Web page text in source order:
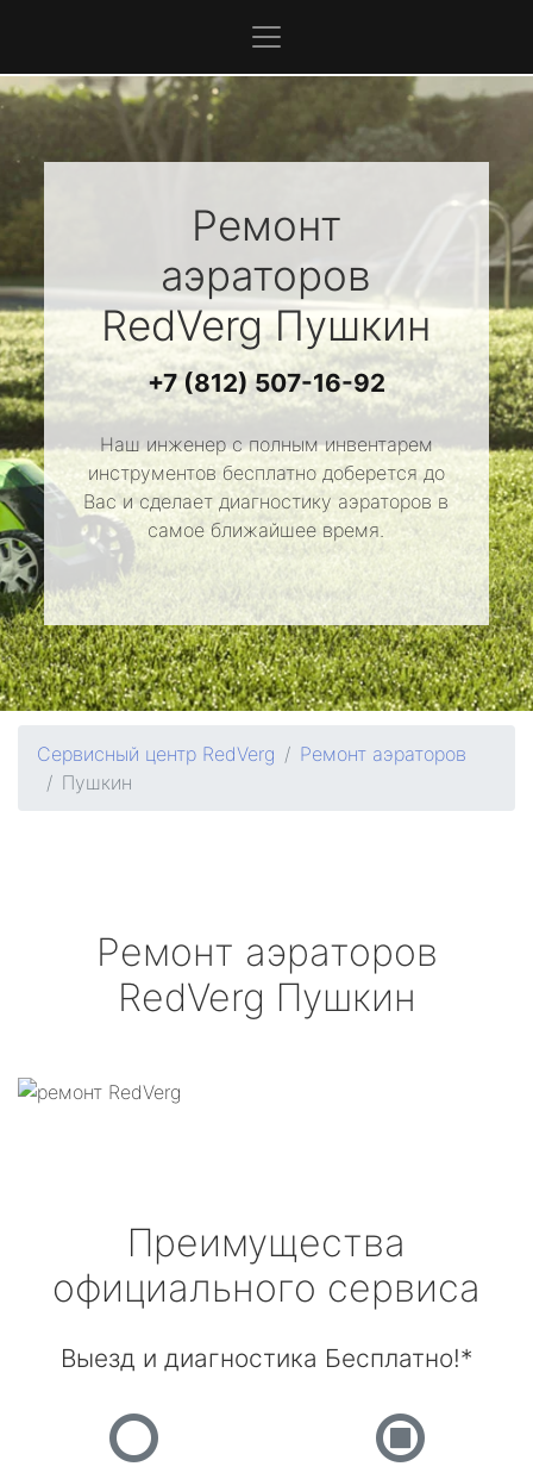
Ремонт
аэраторов
RedVergПушкин
+7 (812) 507-16-92
Наш инженер с полным инвентарем
инструментов бесплатно доберется до
Вас и сделает диагностику аэраторов в
самое ближайшее время.
Сервисный центр RedVerg
Ремонт аэраторов
Пушкин
Ремонт аэраторов
RedVerg Пушкин
Преимущества
официального сервиса
Выезд и диагностика Бесплатно!*